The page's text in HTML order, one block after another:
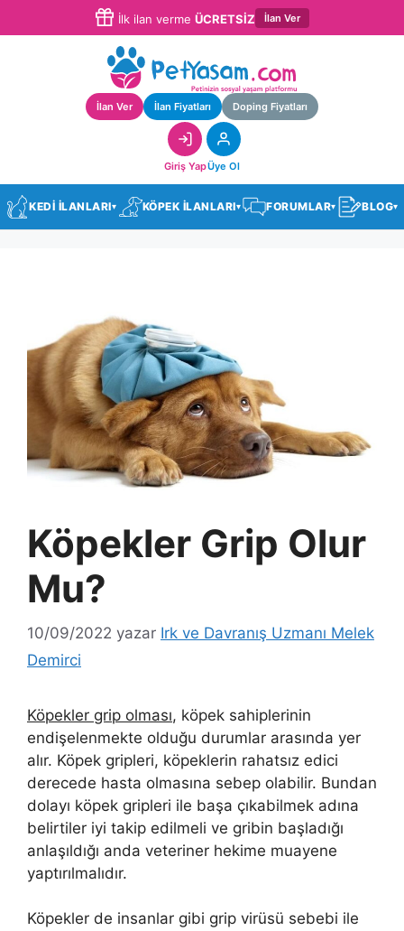
İlk ilan verme ÜCRETSİZ İlan Ver
İlan Ver İlan Fiyatları Doping Fiyatları
Giriş YapÜye Ol
KEDİ İLANLARI▾ KÖPEK İLANLARI▾ FORUMLAR▾ BLOG▾
Köpekler Grip Olur
Mu?
10/09/2022 yazar Irk ve Davranış Uzmanı Melek
Demirci
Köpekler grip olması, köpek sahiplerinin
endişelenmekte olduğu durumlar arasında yer
alır. Köpek gripleri, köpeklerin rahatsız edici
derecede hasta olmasına sebep olabilir. Bundan
dolayı köpek gripleri ile başa çıkabilmek adına
belirtiler iyi takip edilmeli ve gribin başladığı
anlaşıldığı anda veteriner hekime muayene
yaptırılmalıdır.
Köpekler de insanlar gibi grip virüsü sebebi ile